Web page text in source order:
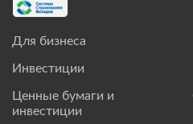
Для бизнеса
Инвестиции
Ценные бумаги и
инвестиции